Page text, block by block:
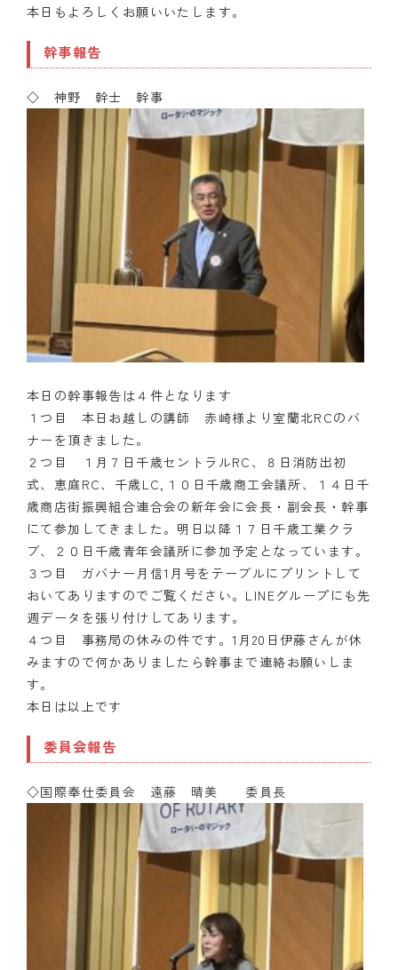
本日もよろしくお願いいたします。
幹事報告
◇ 神野 幹士 幹事
本日の幹事報告は４件となります
１つ目 本日お越しの講師 赤崎様より室蘭北RCのバ
ナーを頂きました。
２つ目 １月７日千歳セントラルRC、８日消防出初
式、恵庭RC、千歳LC,１０日千歳商工会議所、１４日千
歳商店街振興組合連合会の新年会に会長・副会長・幹事
にて参加してきました。明日以降１７日千歳工業クラ
ブ、２０日千歳青年会議所に参加予定となっています。
３つ目 ガバナー月信1月号をテーブルにプリントして
おいてありますのでご覧ください。LINEグループにも先
週データを張り付けしてあります。
４つ目 事務局の休みの件です。1月20日伊藤さんが休
みますので何かありましたら幹事まで連絡お願いしま
す。
本日は以上です
委員会報告
◇国際奉仕委員会 遠藤 晴美 委員長